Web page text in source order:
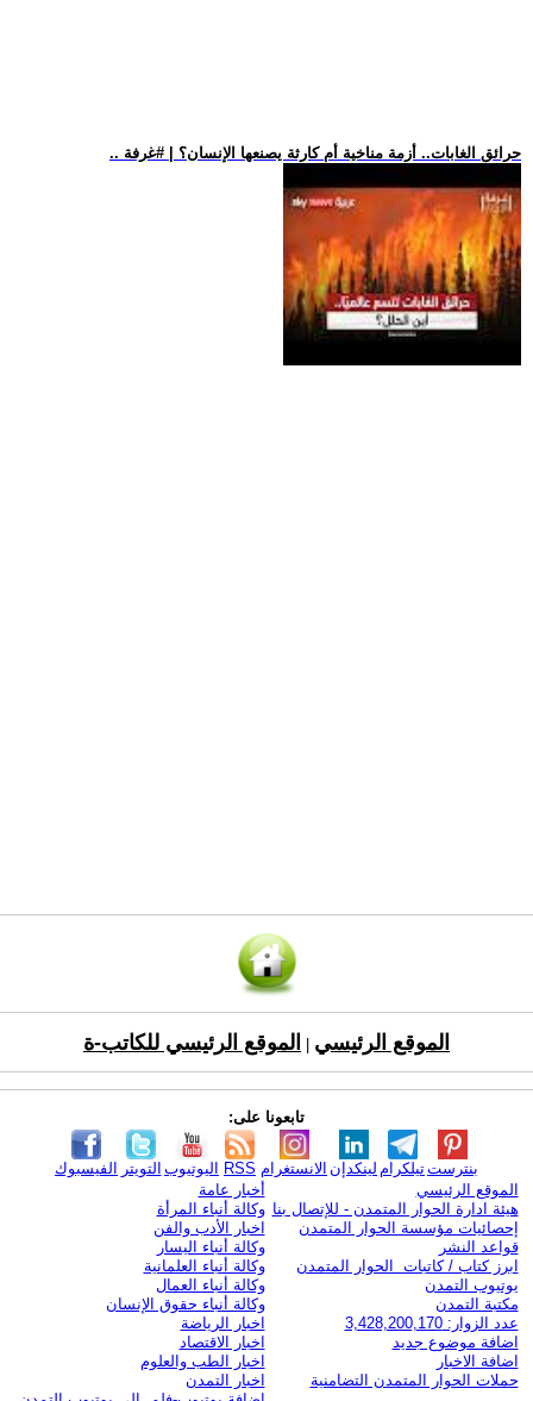
.. حرائق الغابات.. أزمة مناخية أم كارثة يصنعها الإنسان؟ | #غرفة
الموقع الرئيسي الموقع الرئيسي للكاتب-ة
تابعونا على:
الفيسبوك التويتر اليوتيوب RSS الانستغرام لينكدإن تيلكرامبنترست
الموقع الرئيسي
هيئة ادارة الحوار المتمدن - للإتصال بنا
إحصائيات مؤسسة الحوار المتمدن
قواعد النشر
ابرز كتاب / كاتبات الحوار المتمدن
يوتيوب التمدن
مكتبة التمدن
عدد الزوار: 3,428,200,170
اضافة موضوع جديد
اضافة الاخبار
حملات الحوار المتمدن التضامنية
أخبار عامة
وكالة أنباء المرأة
اخبار الأدب والفن
وكالة أنباء اليسار
وكالة أنباء العلمانية
وكالة أنباء العمال
وكالة أنباء حقوق الإنسان
اخبار الرياضة
اخبار الاقتصاد
اخبار الطب والعلوم
اخبار التمدن